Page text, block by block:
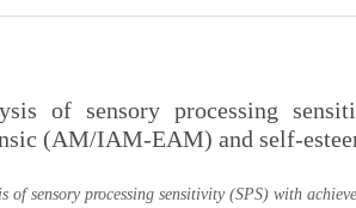
of sensory processing
(AM/IAM-EAM) and self-
of sensory processing sensitivity (SPS) with